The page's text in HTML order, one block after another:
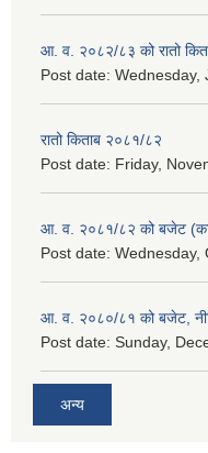
आ. व. २०८२/८३ को रातो
Post date: Wednesday,
रातो किताब २०८१/८२
Post date: Friday,
आ. व. २०८१/८२ को बजेट
Post date: Wednesday,
आ. व. २०८०/८१ को बजेट,
Post date: Sunday,
अन्य